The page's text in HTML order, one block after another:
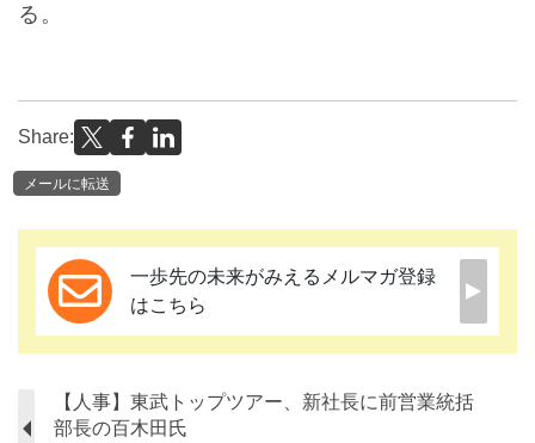
る。
Share:
メールに転送
一歩先の未来がみえるメルマガ登録
はこちら
【人事】東武トップツアー、新社長に前営業統括
部長の百木田氏